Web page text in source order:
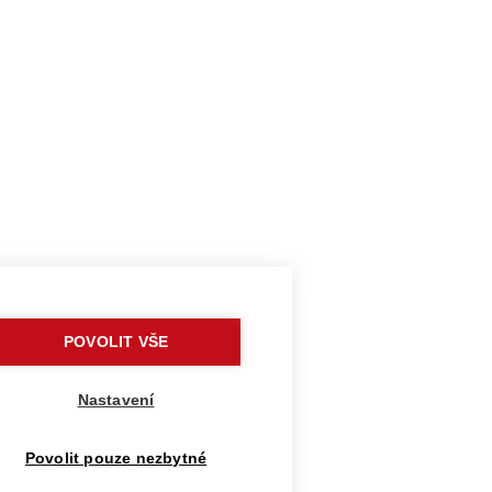
POVOLIT VŠE
Nastavení
Povolit pouze nezbytné